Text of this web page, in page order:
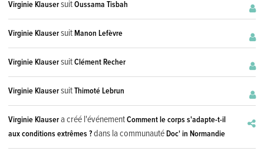
Virginie KlausersuitOussama Tisbah
Virginie KlausersuitManon Lefèvre
Virginie KlausersuitClément Recher
Virginie KlausersuitThimoté Lebrun
Virginie Klausera créé l'événementComment le corps s'adapte-t-il
aux conditions extrêmes ?dans la communautéDoc' in Normandie